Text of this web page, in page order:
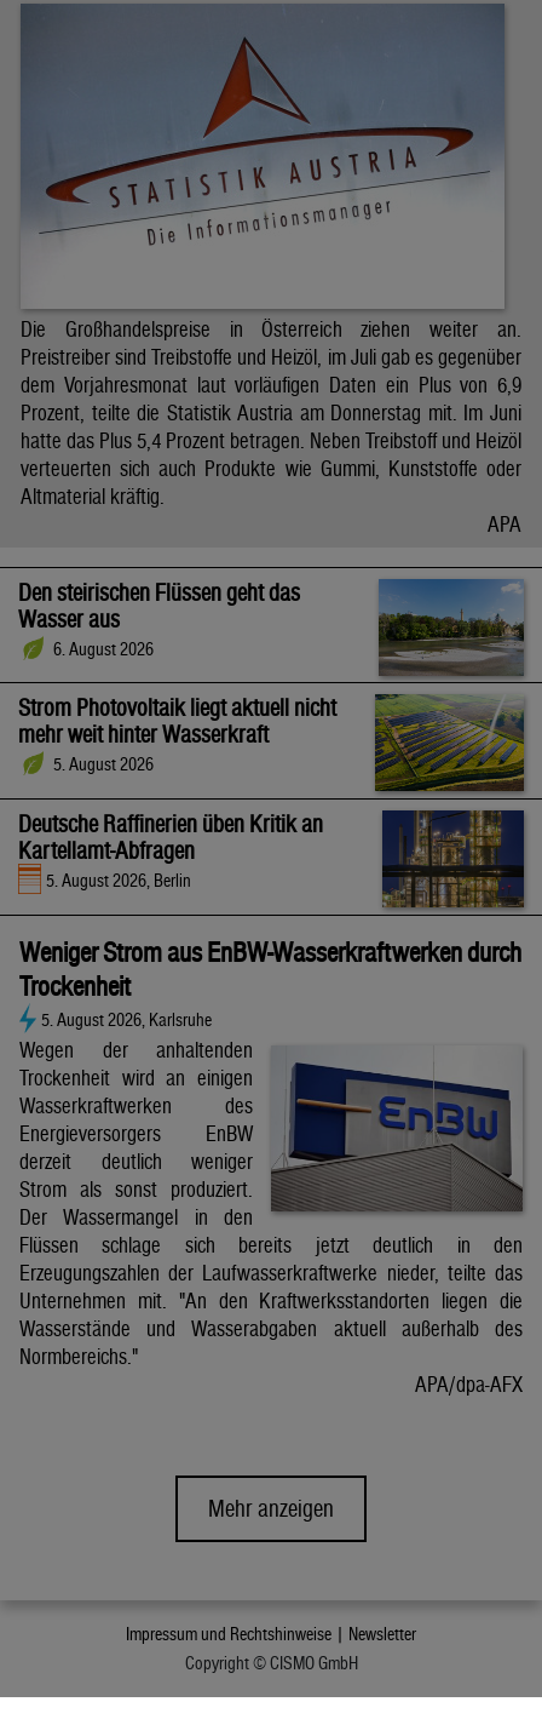
Die Großhandelspreise in Österreich ziehen weiter an.
Preistreiber sind Treibstoffe und Heizöl, im Juli gab es gegenüber
dem Vorjahresmonat laut vorläufigen Daten ein Plus von 6,9
Prozent, teilte die Statistik Austria am Donnerstag mit. Im Juni
hatte das Plus 5,4 Prozent betragen. Neben Treibstoff und Heizöl
verteuerten sich auch Produkte wie Gummi, Kunststoffe oder
Altmaterial kräftig.
APA
Den steirischen Flüssen geht das
Wasser aus
6. August 2026
Strom Photovoltaik liegt aktuell nicht
mehr weit hinter Wasserkraft
5. August 2026
Deutsche Raffinerien üben Kritik an
Kartellamt-Abfragen
5. August 2026, Berlin
Weniger Strom aus EnBW-Wasserkraftwerken durch
Trockenheit
5. August 2026, Karlsruhe
Wegen der anhaltenden
Trockenheit wird an einigen
Wasserkraftwerken des
Energieversorgers EnBW
derzeit deutlich weniger
Strom als sonst produziert.
Der Wassermangel in den
Flüssen schlage sich bereits jetzt deutlich in den
Erzeugungszahlen der Laufwasserkraftwerke nieder, teilte das
Unternehmen mit. "An den Kraftwerksstandorten liegen die
Wasserstände und Wasserabgaben aktuell außerhalb des
Normbereichs."
APA/dpa-AFX
Mehr anzeigen
Impressum und Rechtshinweise | Newsletter
Copyright © CISMO GmbH